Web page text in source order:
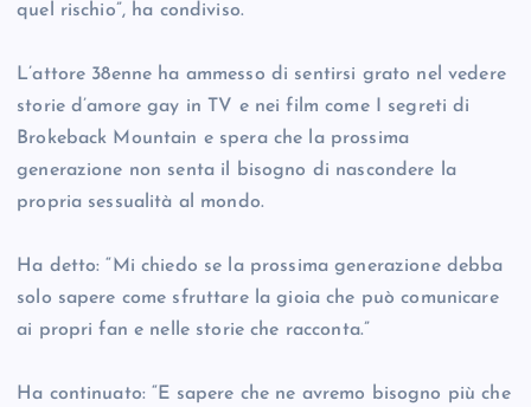
quel rischio”, ha condiviso.
L’attore 38enne ha ammesso di sentirsi grato nel vedere
storie d’amore gay in TV e nei film come I segreti di
Brokeback Mountain e spera che la prossima
generazione non senta il bisogno di nascondere la
propria sessualità al mondo.
Ha detto: “Mi chiedo se la prossima generazione debba
solo sapere come sfruttare la gioia che può comunicare
ai propri fan e nelle storie che racconta.”
Ha continuato: “E sapere che ne avremo bisogno più che